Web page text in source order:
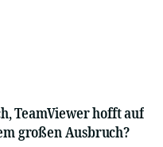
TeamViewer hofft auf
großen Ausbruch?